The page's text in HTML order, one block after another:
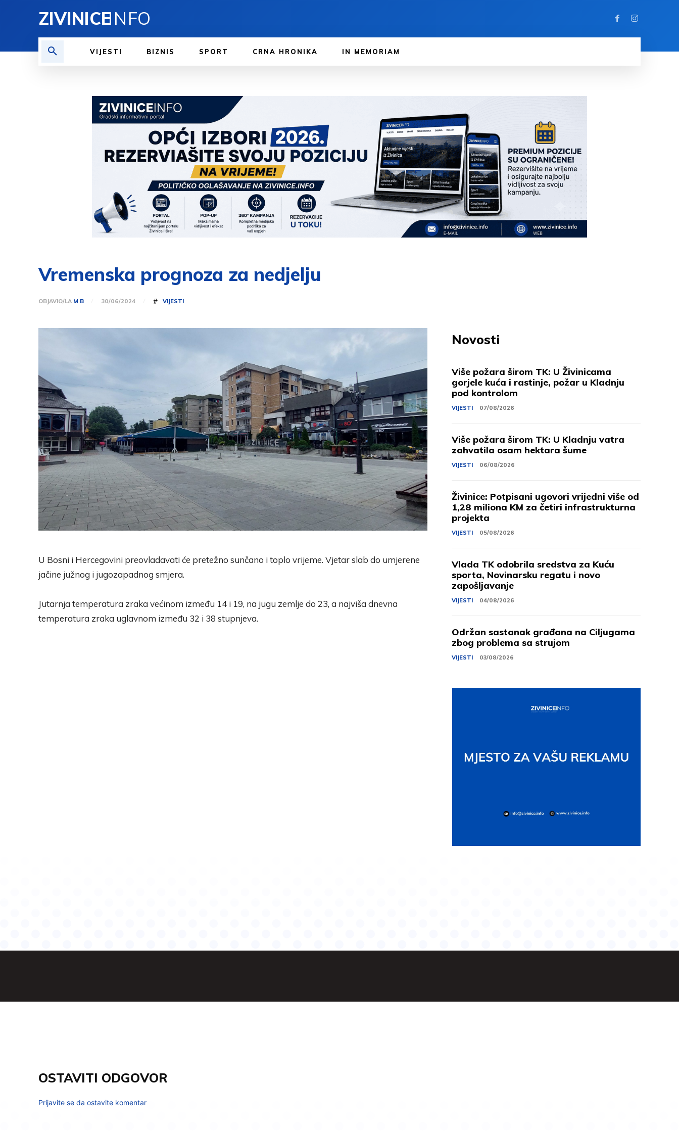
ZIVINICEINFO
VIJESTI BIZNIS SPORT CRNA HRONIKA IN MEMORIAM
Vremenska prognoza za nedjelju
OBJAVIO/LA M B 30/06/2024 # VIJESTI
U Bosni i Hercegovini preovladavati će pretežno sunčano i toplo vrijeme. Vjetar slab do umjerene
jačine južnog i jugozapadnog smjera.
Jutarnja temperatura zraka većinom između 14 i 19, na jugu zemlje do 23, a najviša dnevna
temperatura zraka uglavnom između 32 i 38 stupnjeva.
Novosti
Više požara širom TK: U Živinicama
gorjele kuća i rastinje, požar u Kladnju
pod kontrolom
VIJESTI 07/08/2026
Više požara širom TK: U Kladnju vatra
zahvatila osam hektara šume
VIJESTI 06/08/2026
Živinice: Potpisani ugovori vrijedni više od
1,28 miliona KM za četiri infrastrukturna
projekta
VIJESTI 05/08/2026
Vlada TK odobrila sredstva za Kuću
sporta, Novinarsku regatu i novo
zapošljavanje
VIJESTI 04/08/2026
Održan sastanak građana na Ciljugama
zbog problema sa strujom
VIJESTI 03/08/2026
OSTAVITI ODGOVOR
Prijavite se da ostavite komentar